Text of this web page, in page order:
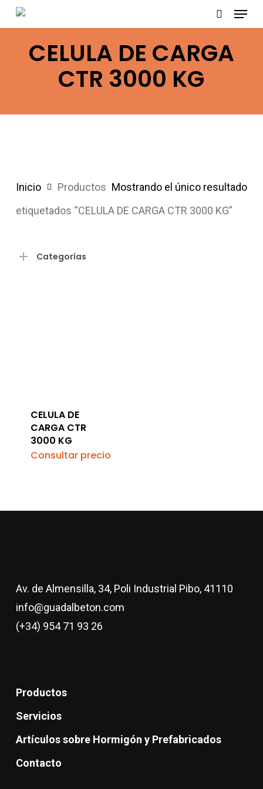
Skip
to
content
search
Menu
CELULA DE CARGA
CTR 3000 KG
Mostrando el único resultado
Inicio
Productos
etiquetados “CELULA DE CARGA CTR 3000 KG”
Categorías
CELULA DE
CARGA CTR
3000 KG
Consultar precio
Av. de Almensilla, 34, Poli Industrial Pibo, 41110
info@guadalbeton.com
(+34) 954 71 93 26
Productos
Servicios
Artículos sobre Hormigón y Prefabricados
Contacto